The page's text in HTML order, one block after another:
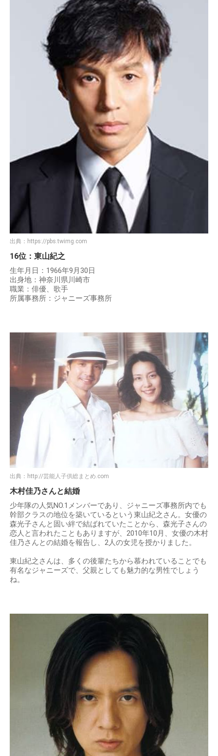
出典： https://pbs.twimg.com
16位：東山紀之
生年月日：1966年9月30日
出身地：神奈川県川崎市
職業：俳優、歌手
所属事務所：ジャニーズ事務所
出典： http://芸能人子供総まとめ.com
木村佳乃さんと結婚
少年隊の人気NO.1メンバーであり、ジャニーズ事務所内でも
幹部クラスの地位を築いているという東山紀之さん。女優の
森光子さんと固い絆で結ばれていたことから、森光子さんの
恋人と言われたこともありますが、2010年10月、女優の木村
佳乃さんとの結婚を報告し、2人の女児を授かりました。
東山紀之さんは、多くの後輩たちから慕われていることでも
有名なジャニーズで、父親としても魅力的な男性でしょう
ね。